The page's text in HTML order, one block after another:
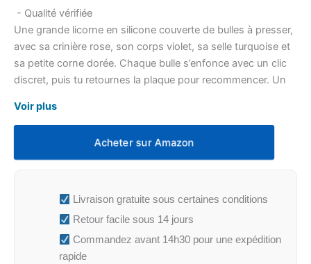
- Qualité vérifiée
Une grande licorne en silicone couverte de bulles à presser,
avec sa crinière rose, son corps violet, sa selle turquoise et
sa petite corne dorée. Chaque bulle s’enfonce avec un clic
discret, puis tu retournes la plaque pour recommencer. Un
suite sur un bureau.
Voir plus
Acheter sur Amazon
Livraison gratuite sous certaines conditions
Retour facile sous 14 jours
Commandez avant 14h30 pour une expédition
rapide